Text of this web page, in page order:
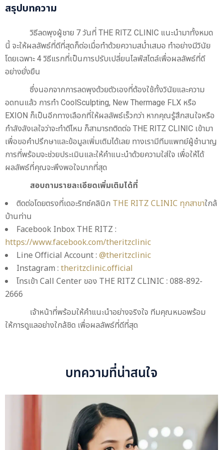
สรุปบทความ
วิธีลดพุงผู้ชาย 7 วันที่ THE RITZ CLINIC แนะนำมาทั้งหมด
นี้ จะให้ผลลัพธ์ที่ดีที่สุดก็ต่อเมื่อทำด้วยความสม่ำเสมอ ทำอย่างมีวินัย
โดยเฉพาะ 4 วิธีแรกที่เป็นการปรับเปลี่ยนไลฟ์สไตล์เพื่อผลลัพธ์ที่ดี
อย่างยั่งยืน
ซึ่งนอกจากการลดพุงด้วยตัวเองที่ต้องใช้ทั้งวินัยและความ
อดทนแล้ว การทำ CoolSculpting, New Thermage FLX หรือ
EXION ก็เป็นอีกทางเลือกที่ให้ผลลัพธ์เร็วกว่า หากคุณรู้สึกสนใจหรือ
กำลังลังเลใจว่าจะทำดีไหม ก็สามารถติดต่อ THE RITZ CLINIC เข้ามา
เพื่อขอคำปรึกษาและข้อมูลเพิ่มเติมได้เลย ทางเรามีทีมแพทย์ผู้ชำนาญ
การที่พร้อมจะช่วยประเมินและให้คำแนะนำด้วยความใส่ใจ เพื่อให้ได้
ผลลัพธ์ที่คุณจะพึงพอใจมากที่สุด
สอบถามรายละเอียดเพิ่มเติมได้ที่
ติดต่อโดยตรงที่เดอะริทซ์คลินิก THE RITZ CLINIC ทุกสาขาใกล้
บ้านท่าน
Facebook Inbox THE RITZ :
https://www.facebook.com/theritzclinic
Line Official Account : @theritzclinic
Instagram : theritzclinic.official
โทรเข้า Call Center ของ THE RITZ CLINIC : 088-892-
2666
เจ้าหน้าที่พร้อมให้คำแนะนำอย่างจริงใจ ทีมคุณหมอพร้อม
ให้การดูแลอย่างใกล้ชิด เพื่อผลลัพธ์ที่ดีที่สุด
บทความที่น่าสนใจ